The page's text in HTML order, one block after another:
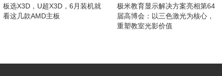
板选X3D，U超X3D，6月装机就
看这几款AMD主板
极米教育显示解决方案亮相第64
届高博会：以三色激光为核心，
重塑教室光影价值